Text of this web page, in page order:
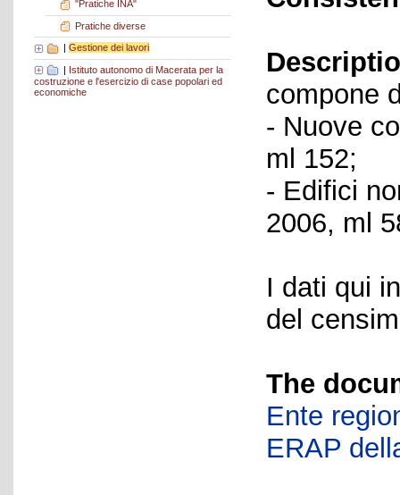
"Pratiche INA"
Pratiche diverse
Gestione dei lavori
| Istituto autonomo di Macerata per la
costruzione e l'esercizio di case popolari ed
economiche
compone
- Nuove
ml 152;
- Edifici
2006, ml
I dati qui
del
The
Ente
ERAP